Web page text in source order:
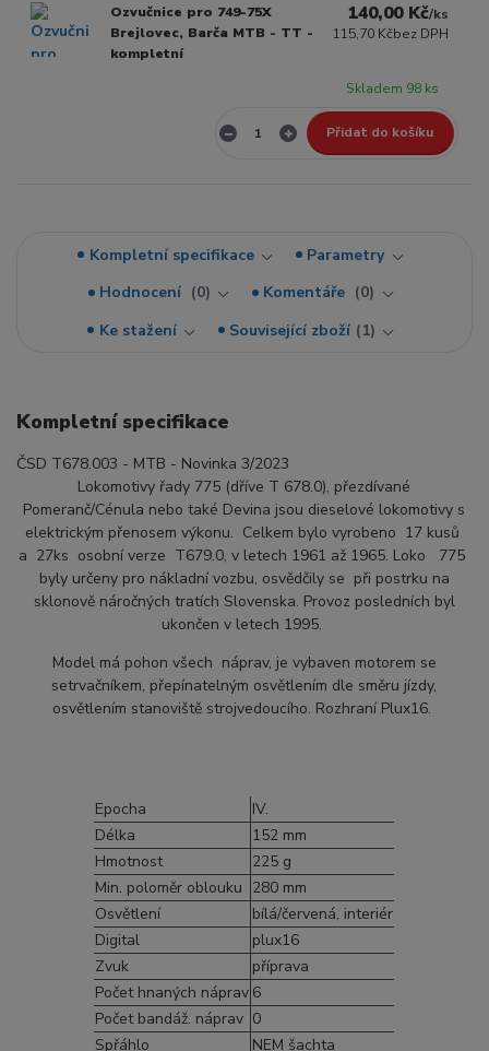
Ozvučnice pro 749-75X
Brejlovec, Barča MTB - TT -
kompletní
140,00 Kč/ks
115,70 Kčbez DPH
Skladem 98 ks
Přidat do košíku
Kompletní specifikace
Parametry
Hodnocení
0 Komentáře
0
Ke stažení
Související zboží 1
Kompletní specifikace
ČSD T678.003 - MTB - Novinka 3/2023
Lokomotivy řady 775 (dříve T 678.0), přezdívané
Pomeranč/Cénula nebo také Devina jsou dieselové lokomotivy s
elektrickým přenosem výkonu. Celkem bylo vyrobeno 17 kusů
a 27ks osobní verze T679.0, v letech 1961 až 1965. Loko 775
byly určeny pro nákladní vozbu, osvědčily se při postrku na
sklonově náročných tratích Slovenska. Provoz posledních byl
ukončen v letech 1995.
Model má pohon všech náprav, je vybaven motorem se
setrvačníkem, přepínatelným osvětlením dle směru jízdy,
osvětlením stanoviště strojvedoucího. Rozhraní Plux16.
Epocha
IV.
Délka
152 mm
Hmotnost
225 g
Min. poloměr oblouku 280 mm
Osvětlení
bílá/červená, interiér
Digital
plux16
Zvuk
příprava
Počet hnaných náprav 6
Počet bandáž. náprav 0
Spřáhlo
NEM šachta